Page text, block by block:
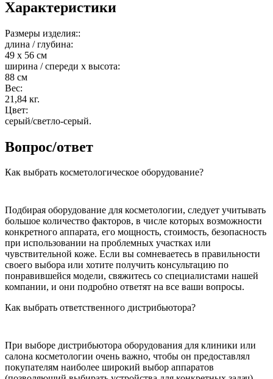
Характеристики
Размеры изделия::
длина / глубина:
49 x 56 см
ширина / спереди x высота:
88 см
Вес:
21,84 кг.
Цвет:
серый/светло-серый.
Вопрос/ответ
Как выбрать косметологическое оборудование?
Подбирая оборудование для косметологии, следует учитывать
большое количество факторов, в числе которых возможности
конкретного аппарата, его мощность, стоимость, безопасность
при использовании на проблемных участках или
чувствительной коже. Если вы сомневаетесь в правильности
своего выбора или хотите получить консультацию по
понравившейся модели, свяжитесь со специалистами нашей
компании, и они подробно ответят на все ваши вопросы.
Как выбрать ответственного дистрибьютора?
При выборе дистрибьютора оборудования для клиники или
салона косметологии очень важно, чтобы он предоставлял
покупателям наиболее широкий выбор аппаратов